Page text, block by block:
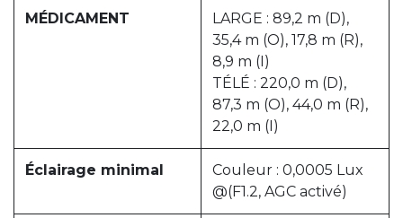
MÉDICAMENT
LARGE : 89,2 m (D),
35,4 m (O), 17,8 m (R),
8,9 m (I)
TÉLÉ : 220,0 m (D),
87,3 m (O), 44,0 m (R),
22,0 m (I)
Éclairage minimal
Couleur : 0,0005 Lux
@(F1.2, AGC activé)